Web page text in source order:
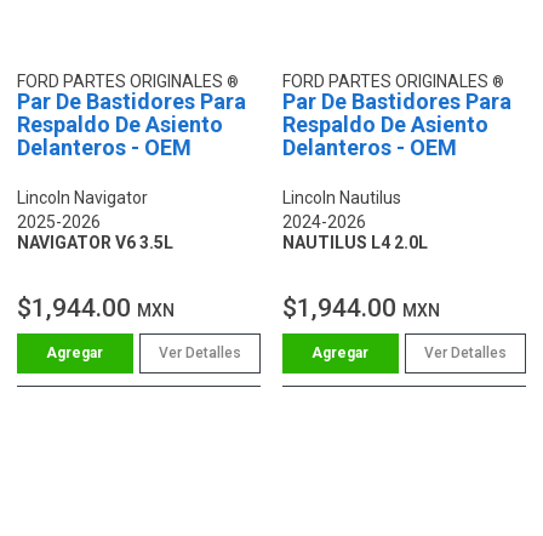
FORD PARTES ORIGINALES
Par De Bastidores Para
Respaldo De Asiento
Delanteros - OEM
Lincoln Navigator
2025-2026
NAVIGATOR V6 3.5L
$1,944.00 MXN
Ver Detalles
FORD PARTES ORIGINALES
Par De Bastidores Para
Respaldo De Asiento
Delanteros - OEM
Lincoln Nautilus
2024-2026
NAUTILUS L4 2.0L
$1,944.00 MXN
Ver Detalles